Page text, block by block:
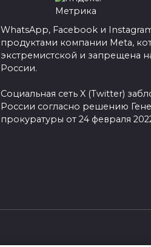
WhatsApp, Facebook и
продуктами компании Meta,
экстремистской и запрещена
России.
Социальная сеть X (Twitter)
России согласно решению
прокуратуры от 24 февраля